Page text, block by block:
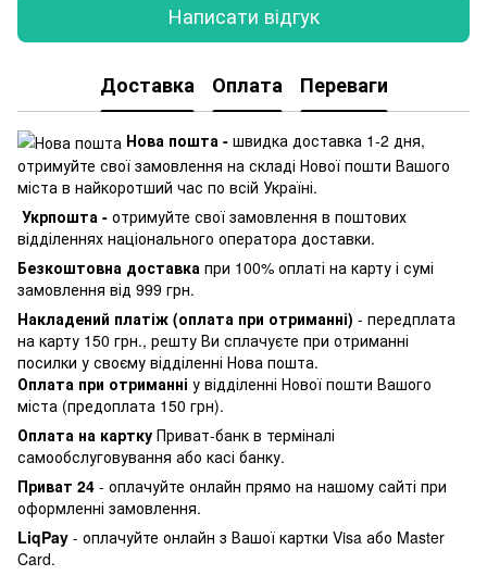
Написати відгук
Доставка Оплата Переваги
Нова пошта - швидка доставка 1-2 дня,
отримуйте свої замовлення на складі Нової пошти Вашого
міста в найкоротший час по всій Україні.
Укрпошта - отримуйте свої замовлення в поштових
відділеннях національного оператора доставки.
Безкоштовна доставка при 100% оплаті на карту і сумі
замовлення від 999 грн.
Накладений платіж (оплата при отриманні) - передплата
на карту 150 грн., решту Ви сплачуєте при отриманні
посилки у своєму відділенні Нова пошта.
Оплата при отриманні у відділенні Нової пошти Вашого
міста (предоплата 150 грн).
Оплата на картку Приват-банк в терміналі
самообслуговування або касі банку.
Приват 24 - оплачуйте онлайн прямо на нашому сайті при
оформленні замовлення.
LiqPay - оплачуйте онлайн з Вашої картки Visa або Master
Card.